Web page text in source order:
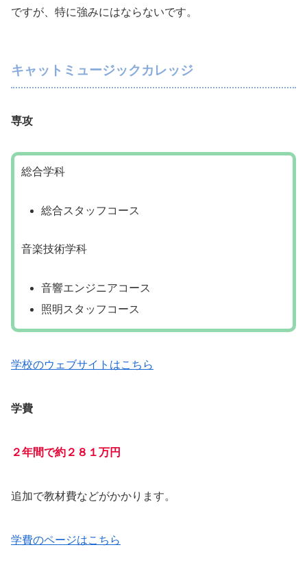
ですが、特に強みにはならないです。
キャットミュージックカレッジ
専攻
総合学科
総合スタッフコース
音楽技術学科
音響エンジニアコース
照明スタッフコース
学校のウェブサイトはこちら
学費
２年間で約２８１万円
追加で教材費などがかかります。
学費のページはこちら